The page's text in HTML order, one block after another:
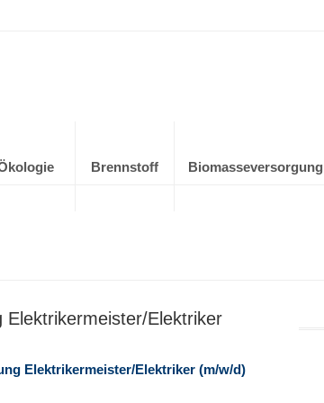
Brennstoff Biomasseversorgung
Elektrikermeister/Elektriker
Elektrikermeister/Elektriker (m/w/d)